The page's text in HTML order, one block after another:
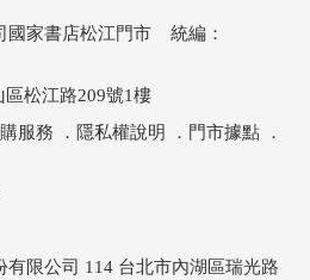
國家書店松江門市 統編：
區松江路209號1樓
服務 ． 隱私權說明 ． 門市據點 ．
限公司 114 台北市內湖區瑞光路